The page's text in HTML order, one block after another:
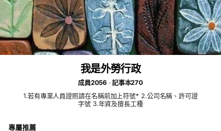
我是外勞行政
成員2056
記事本270
1.若有專業人員證照請在名稱前加上符號* 2.公司名稱、許可證
字號 3.年資及擅長工種
專屬推薦